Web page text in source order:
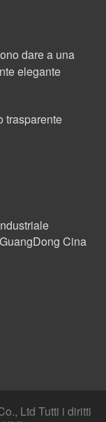
dare a una
elegante
trasparente
Cina
Ltd Tutti i diritti